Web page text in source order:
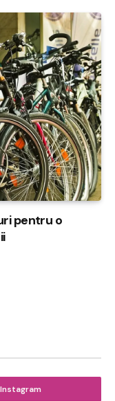
pentru o
Instagram